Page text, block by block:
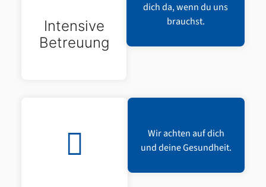
Intensive
Betreuung
dich da, wenn du uns
brauchst.
Wir achten auf dich
und deine Gesundheit.